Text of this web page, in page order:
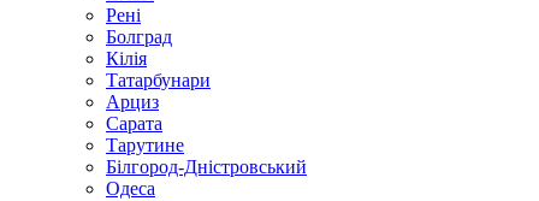
Рені
Болград
Кілія
Татарбунари
Арциз
Сарата
Тарутине
Білгород-Дністровський
Одеса